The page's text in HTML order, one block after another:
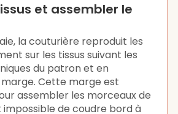
et assembler le
la couturière reproduit les
sur les tissus suivant les
du patron et en
Cette marge est
assembler les morceaux de
impossible de coudre bord à